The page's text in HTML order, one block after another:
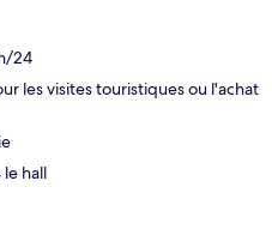
24
les visites touristiques ou l'achat
hall